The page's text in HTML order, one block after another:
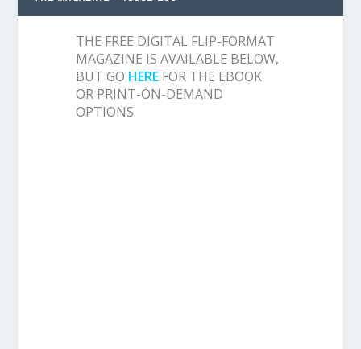
THE FREE DIGITAL FLIP-FORMAT
MAGAZINE IS AVAILABLE BELOW,
BUT GO HERE FOR THE EBOOK
OR PRINT-ON-DEMAND
OPTIONS.